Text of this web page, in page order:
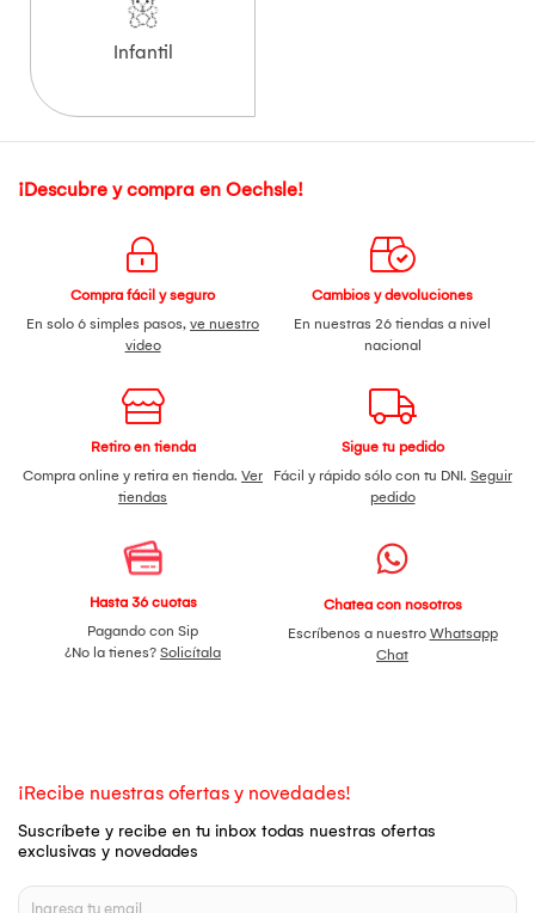
Infantil
¡Descubre y compra en Oechsle!
Compra fácil y seguro
En solo 6 simples pasos, ve nuestro
video
Cambios y devoluciones
En nuestras 26 tiendas a nivel
nacional
Retiro en tienda
Compra online y retira en tienda. Ver
tiendas
Sigue tu pedido
Fácil y rápido sólo con tu DNI. Seguir
pedido
Hasta 36 cuotas
Pagando con Sip
¿No la tienes? Solicítala
Chatea con nosotros
Escríbenos a nuestro Whatsapp
Chat
¡Recibe nuestras ofertas y novedades!
Suscríbete y recibe en tu inbox todas nuestras ofertas
exclusivas y novedades